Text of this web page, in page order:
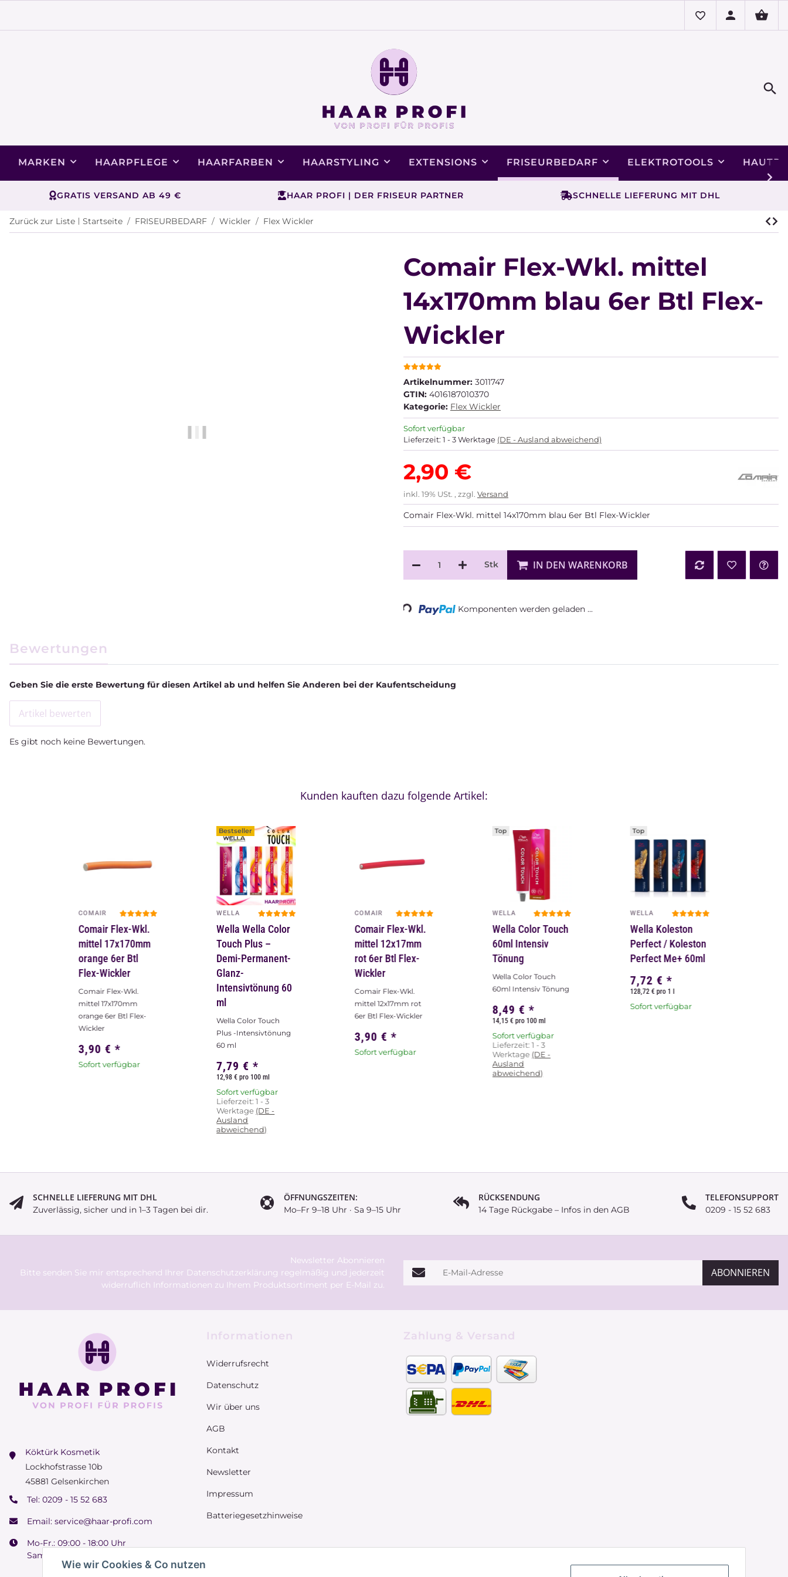
Wie wir Cookies & Co nutzen
MARKEN HAARPFLEGE HAARFARBEN HAARSTYLING EXTENSIONS FRISEURBEDARF ELEKTROTOOLS
GRATIS VERSAND AB 49 € HAAR PROFI | DER FRISEUR PARTNER SCHNELLE LIEFERUNG MIT DHL
Zurück zur Liste Startseite FRISEURBEDARF Wickler Flex Wickler
Comair Flex-Wkl. mittel
14x170mm blau 6er Btl Flex-
Wickler
Artikelnummer: 3011747
GTIN: 4016187010370
Kategorie: Flex Wickler
Sofort verfügbar
Lieferzeit: 1 - 3 Werktage (DE - Ausland abweichend)
2,90 €
inkl. 19% USt. , zzgl. Versand
Comair Flex-Wkl. mittel 14x170mm blau 6er Btl Flex-Wickler
Stk IN DEN WARENKORB
Loading... Komponenten werden geladen ...
Bewertungen
Geben Sie die erste Bewertung für diesen Artikel ab und helfen Sie Anderen bei der Kaufentscheidung
Artikel bewerten
Es gibt noch keine Bewertungen.
Kunden kauften dazu folgende Artikel:
COMAIR
Comair Flex-Wkl.
mittel 17x170mm
orange 6er Btl
Flex-Wickler
Comair Flex-Wkl.
mittel 17x170mm
orange 6er Btl Flex-
Wickler
3,90 €*
Sofort verfügbar
Bestseller
WELLA
Wella Wella Color
Touch Plus –
Demi-Permanent-
Glanz-
Intensivtönung 60
ml
Wella Color Touch
Plus -Intensivtönung
60 ml
7,79 € *
12,98 € pro 100 ml
Sofort verfügbar
Lieferzeit: 1 - 3
Werktage (DE -
Ausland
abweichend)
COMAIR
Comair Flex-Wkl.
mittel 12x17mm
rot 6er Btl Flex-
Wickler
Comair Flex-Wkl.
mittel 12x17mm rot
6er Btl Flex-Wickler
3,90 €*
Sofort verfügbar
Top
WELLA
Wella Color Touch
60ml Intensiv
Tönung
Wella Color Touch
60ml Intensiv Tönung
8,49 €*
14,15 € pro 100 ml
Sofort verfügbar
Lieferzeit:1 - 3
Werktage (DE -
Ausland
abweichend)
Top
WELLA
Wella Koleston
Perfect / Koleston
Perfect Me+ 60ml
7,72 €*
128,72 € pro 1 l
Sofort verfügbar
SCHNELLE LIEFERUNG MIT DHL
Zuverlässig, sicher und in 1–3 Tagen bei dir.
ÖFFNUNGSZEITEN:
Mo–Fr 9–18 Uhr · Sa 9–15 Uhr
RÜCKSENDUNG
14 Tage Rückgabe – Infos in den AGB
TELEFONSUPPORT
0209 - 15 52 683
Newsletter Abonnieren
Bitte senden Sie mir entsprechend Ihrer Datenschutzerklärung regelmäßig und jederzeit
widerruflich Informationen zu Ihrem Produktsortiment per E-Mail zu.
E-Mail-Adresse ABONNIEREN
Köktürk Kosmetik
Lockhofstrasse 10b
45881 Gelsenkirchen
Tel: 0209 - 15 52 683
Email: service@haar-profi.com
Mo-Fr.: 09:00 - 18:00 Uhr
Samstag: 09:00 - 15:00 Uhr
Informationen
Widerrufsrecht
Datenschutz
Wir über uns
AGB
Kontakt
Newsletter
Impressum
Batteriegesetzhinweise
Zahlung & Versand